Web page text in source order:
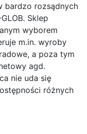
bardzo rozsądnych
Sklep
wyborem
m.in. wyroby
a poza tym
agd.
nie uda się
różnych